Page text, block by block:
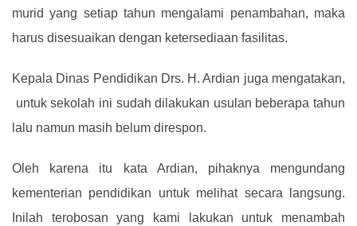
murid yang setiap tahun mengalami penambahan, maka
harus disesuaikan dengan ketersediaan fasilitas.
Kepala Dinas Pendidikan Drs. H. Ardian juga mengatakan,
untuk sekolah ini sudah dilakukan usulan beberapa tahun
lalu namun masih belum direspon.
Oleh karena itu kata Ardian, pihaknya mengundang
kementerian pendidikan untuk melihat secara langsung.
Inilah terobosan yang kami lakukan untuk menambah